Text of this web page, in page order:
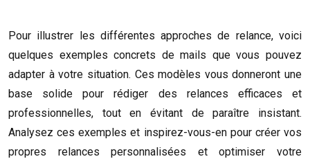
Pour illustrer les différentes approches de relance, voici
quelques exemples concrets de mails que vous pouvez
adapter à votre situation. Ces modèles vous donneront une
base solide pour rédiger des relances efficaces et
professionnelles, tout en évitant de paraître insistant.
Analysez ces exemples et inspirez-vous-en pour créer vos
propres relances personnalisées et optimiser votre